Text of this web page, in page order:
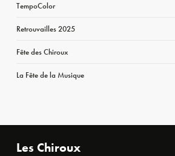
TempoColor
Retrouvailles 2025
Fête des Chiroux
La Fête de la Musique
Les Chiroux